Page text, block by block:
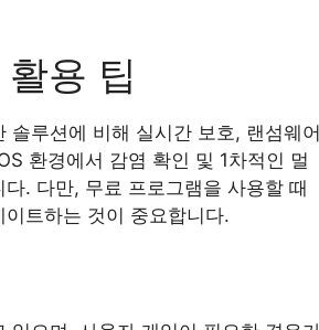
용 팁
루션에 비해 실시간 보호, 랜섬웨어
환경에서 감염 확인 및 1차적인 멀
. 다만, 무료 프로그램을 사용할 때
트하는 것이 중요합니다.